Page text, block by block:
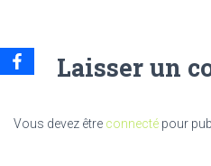
Laisser un
Vous devez être connecté pour